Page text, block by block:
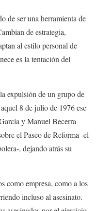
de ser una herramienta de
de estrategia,
al estilo personal de
es la tentación del
expulsión de un grupo de
8 de julio de 1976 ese
y Manuel Becerra
el Paseo de Reforma -el
, dejando atrás su
como empresa, como a los
incluso al asesinato.